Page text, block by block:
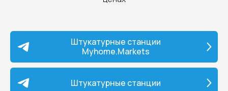
Штукатурные станции
Myhome.Markets
Штукатурные станции